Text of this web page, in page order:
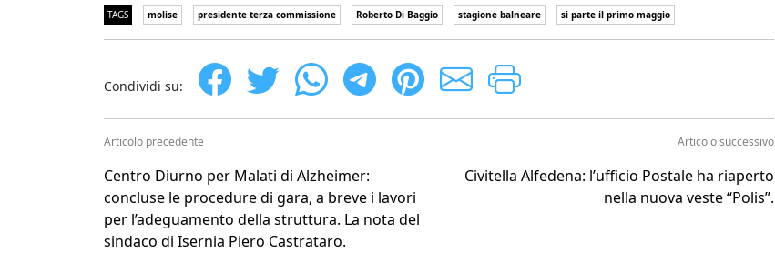
TAGS molise presidente terza commissione Roberto Di Baggio stagione balneare si parte il primo maggio
Condividi su:
Articolo precedente
Centro Diurno per Malati di Alzheimer:
concluse le procedure di gara, a breve i lavori
per l’adeguamento della struttura. La nota del
sindaco di Isernia Piero Castrataro.
Articolo successivo
Civitella Alfedena: l’ufficio Postale ha riaperto
nella nuova veste “Polis”.